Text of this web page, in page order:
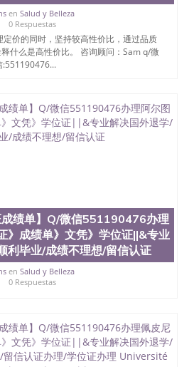
en Salud y Belleza
0 Respuestas
价的同时，坚持较高性价比，通过品质
什么是高性价比。 咨询顾问：Sam q/微
:551190476...
绩单】Q/微信551190476办理
》成绩单》文凭》学位证||&专业
利毕业/成绩不理想/留信认证
en Salud y Belleza
0 Respuestas